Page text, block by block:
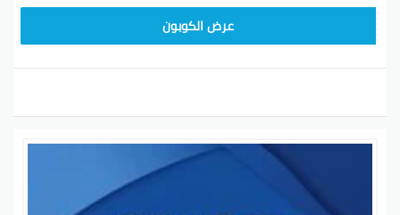
عرض الكوبون